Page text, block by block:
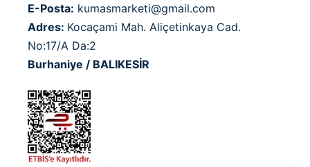
E-Posta: kumasmarketi@gmail.com
Adres: Kocaçami Mah. Aliçetinkaya Cad.
No:17/A Da:2
Burhaniye / BALIKESİR